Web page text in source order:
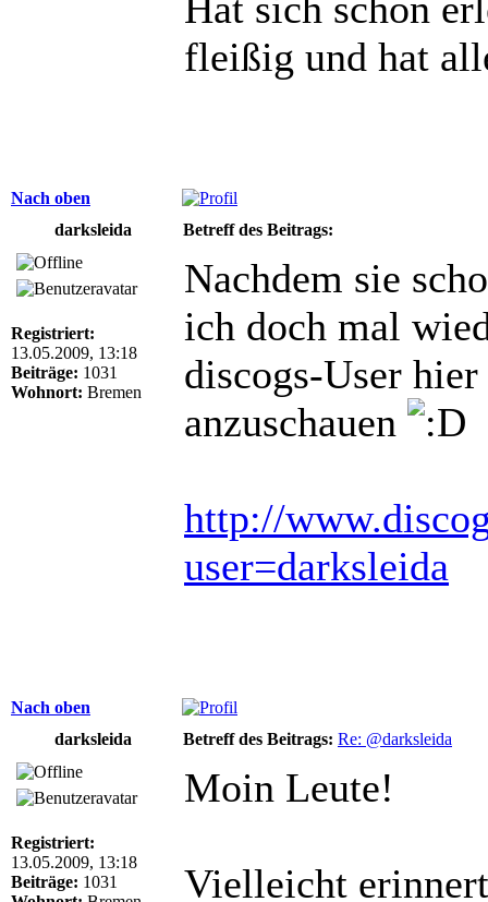
fleißig und hat
Nach oben
darksleida
Betreff des Beitrags:
Registriert:
13.05.2009, 13:18
Beiträge: 1031
Wohnort: Bremen
Nachdem sie
ich doch mal
discogs-User
anzuschauen
http://
user=darksleida
Nach oben
darksleida
Betreff des Beitrags: Re: @darksleida
Registriert:
13.05.2009, 13:18
Beiträge: 1031
Moin Leute!
Vielleicht